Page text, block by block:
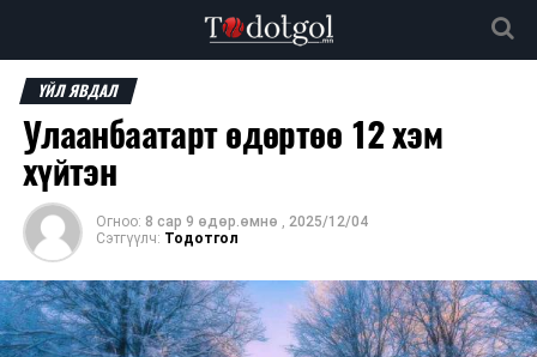
ҮЙЛ ЯВДАЛ
Улаанбаатарт өдөртөө 12 хэм
хүйтэн
Огноо: 8 сар 9 өдөр.өмнө , 2025/12/04
Сэтгүүлч: Тодотгол